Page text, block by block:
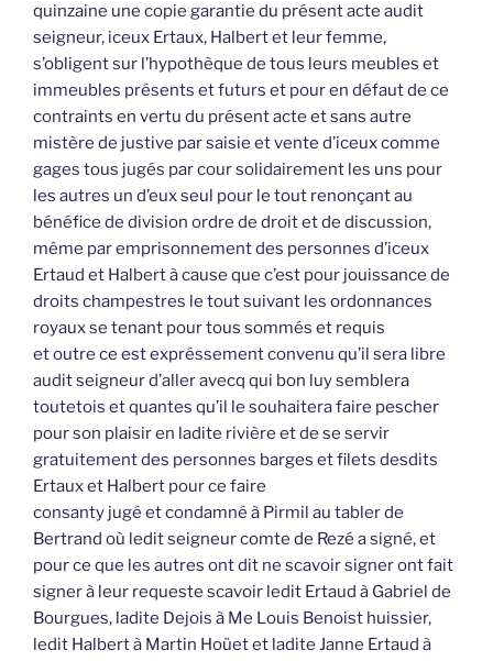
quinzaine une copie garantie du présent acte audit
seigneur, iceux Ertaux, Halbert et leur femme,
s’obligent sur l’hypothèque de tous leurs meubles et
immeubles présents et futurs et pour en défaut de ce
contraints en vertu du présent acte et sans autre
mistère de justive par saisie et vente d’iceux comme
gages tous jugés par cour solidairement les uns pour
les autres un d’eux seul pour le tout renonçant au
bénéfice de division ordre de droit et de discussion,
même par emprisonnement des personnes d’iceux
Ertaud et Halbert à cause que c’est pour jouissance de
droits champestres le tout suivant les ordonnances
royaux se tenant pour tous sommés et requis
et outre ce est expréssement convenu qu’il sera libre
audit seigneur d’aller avecq qui bon luy semblera
toutetois et quantes qu’il le souhaitera faire pescher
pour son plaisir en ladite rivière et de se servir
gratuitement des personnes barges et filets desdits
Ertaux et Halbert pour ce faire
consanty jugé et condamné à Pirmil au tabler de
Bertrand où ledit seigneur comte de Rezé a signé, et
pour ce que les autres ont dit ne scavoir signer ont fait
signer à leur requeste scavoir ledit Ertaud à Gabriel de
Bourgues, ladite Dejois à Me Louis Benoist huissier,
ledit Halbert à Martin Hoüet et ladite Janne Ertaud à